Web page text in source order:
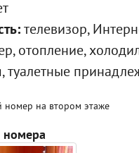
телевизор,
отопление,
туалетные
на втором этаже